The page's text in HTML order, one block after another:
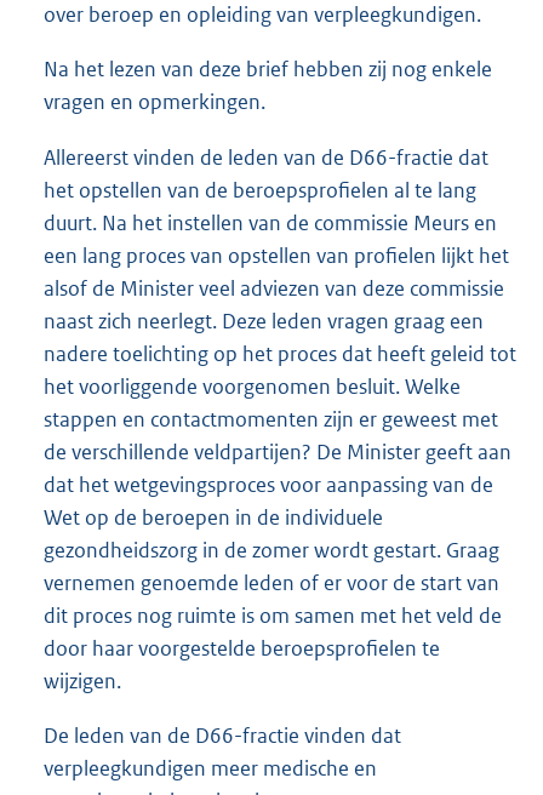
over beroep en opleiding van verpleegkundigen.
Na het lezen van deze brief hebben zij nog enkele
vragen en opmerkingen.
Allereerst vinden de leden van de D66-fractie dat
het opstellen van de beroepsprofielen al te lang
duurt. Na het instellen van de commissie Meurs en
een lang proces van opstellen van profielen lijkt het
alsof de Minister veel adviezen van deze commissie
naast zich neerlegt. Deze leden vragen graag een
nadere toelichting op het proces dat heeft geleid tot
het voorliggende voorgenomen besluit. Welke
stappen en contactmomenten zijn er geweest met
de verschillende veldpartijen? De Minister geeft aan
dat het wetgevingsproces voor aanpassing van de
Wet op de beroepen in de individuele
gezondheidszorg in de zomer wordt gestart. Graag
vernemen genoemde leden of er voor de start van
dit proces nog ruimte is om samen met het veld de
door haar voorgestelde beroepsprofielen te
wijzigen.
De leden van de D66-fractie vinden dat
verpleegkundigen meer medische en